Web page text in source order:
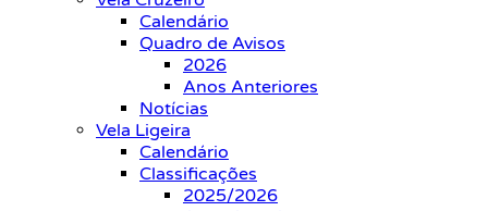
Calendário
Quadro de Avisos
2026
Anos Anteriores
Notícias
Vela Ligeira
Calendário
Classificações
2025/2026